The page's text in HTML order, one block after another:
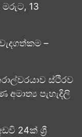
13
–
ස්ථිරව
පැහැදිලි
24ක් ශ්‍රී